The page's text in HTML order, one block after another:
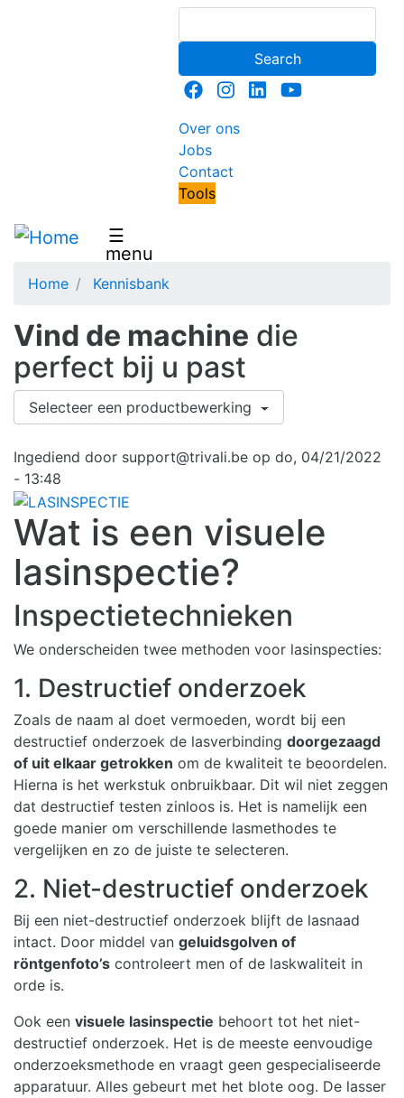
Secondary
navigation
Over ons
Jobs
Contact
Menu
Tools
☰
menu
Home Kennisbank
Vind de machine die
perfect bij u past
Selecteer een productbewerking
Ingediend door support@trivali.be op do, 04/21/2022
- 13:48
Wat is een visuele
lasinspectie?
Inspectietechnieken
We onderscheiden twee methoden voor lasinspecties:
1. Destructief onderzoek
Zoals de naam al doet vermoeden, wordt bij een
destructief onderzoek de lasverbinding doorgezaagd
of uit elkaar getrokken om de kwaliteit te beoordelen.
Hierna is het werkstuk onbruikbaar. Dit wil niet zeggen
dat destructief testen zinloos is. Het is namelijk een
goede manier om verschillende lasmethodes te
vergelijken en zo de juiste te selecteren.
2. Niet-destructief onderzoek
Bij een niet-destructief onderzoek blijft de lasnaad
intact. Door middel van geluidsgolven of
röntgenfoto’s controleert men of de laskwaliteit in
orde is.
Ook een visuele lasinspectie behoort tot het niet-
destructief onderzoek. Het is de meeste eenvoudige
onderzoeksmethode en vraagt geen gespecialiseerde
apparatuur. Alles gebeurt met het blote oog. De lasser